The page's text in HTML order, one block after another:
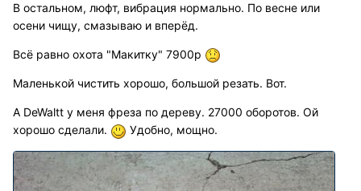
В остальном, люфт, вибрация нормально. По весне или
осени чищу, смазываю и вперёд.
Всё равно охота "Макитку" 7900р
Маленькой чистить хорошо, большой резать. Вот.
А DeWaltt у меня фреза по дереву. 27000 оборотов. Ой
хорошо сделали.
Удобно, мощно.